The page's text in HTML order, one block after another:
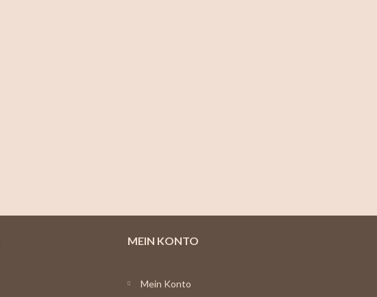
MEIN KONTO
Mein Konto